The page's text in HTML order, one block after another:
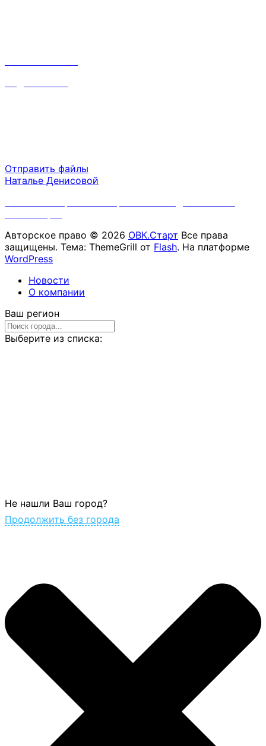
Отправить файлы
Наталье Денисовой
Авторское право © 2026 ОВК.Старт Все права
защищены. Тема: ThemeGrill от Flash. На платформе
WordPress
Новости
О компании
Ваш регион
Выберите из списка:
Не нашли Ваш город?
Продолжить без города